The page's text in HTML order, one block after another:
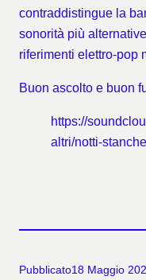
contraddistingue la
sonorità più
riferimenti elettro-pop
Buon ascolto e buon
https://
altri/notti-
Pubblicato18 Maggio